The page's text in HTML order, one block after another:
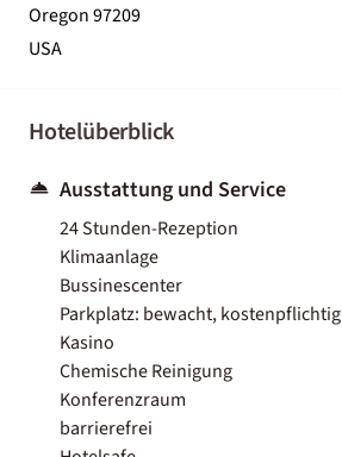
Oregon 97209
USA
Hotelüberblick
Ausstattung und Service
24 Stunden-Rezeption
Klimaanlage
Bussinescenter
Parkplatz: bewacht, kostenpflichtig
Kasino
Chemische Reinigung
Konferenzraum
barrierefrei